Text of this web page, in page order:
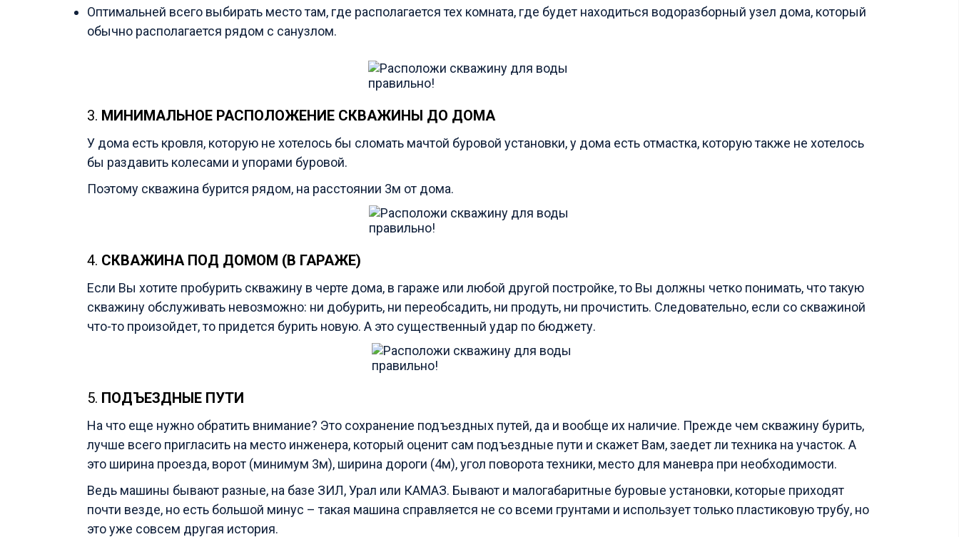
Оптимальней всего выбирать место там, где располагается тех комната, где будет находиться водоразборный узел дома, который
обычно располагается рядом с санузлом.
3. МИНИМАЛЬНОЕ РАСПОЛОЖЕНИЕ СКВАЖИНЫ ДО ДОМА
У дома есть кровля, которую не хотелось бы сломать мачтой буровой установки, у дома есть отмастка, которую также не хотелось
бы раздавить колесами и упорами буровой.
Поэтому скважина бурится рядом, на расстоянии 3м от дома.
4. СКВАЖИНА ПОД ДОМОМ (В ГАРАЖЕ)
Если Вы хотите пробурить скважину в черте дома, в гараже или любой другой постройке, то Вы должны четко понимать, что такую
скважину обслуживать невозможно: ни добурить, ни переобсадить, ни продуть, ни прочистить. Следовательно, если со скважиной
что-то произойдет, то придется бурить новую. А это существенный удар по бюджету.
5. ПОДЪЕЗДНЫЕ ПУТИ
На что еще нужно обратить внимание? Это сохранение подъездных путей, да и вообще их наличие. Прежде чем скважину бурить,
лучше всего пригласить на место инженера, который оценит сам подъездные пути и скажет Вам, заедет ли техника на участок. А
это ширина проезда, ворот (минимум 3м), ширина дороги (4м), угол поворота техники, место для маневра при необходимости.
Ведь машины бывают разные, на базе ЗИЛ, Урал или КАМАЗ. Бывают и малогабаритные буровые установки, которые приходят
почти везде, но есть большой минус – такая машина справляется не со всеми грунтами и использует только пластиковую трубу, но
это уже совсем другая история.